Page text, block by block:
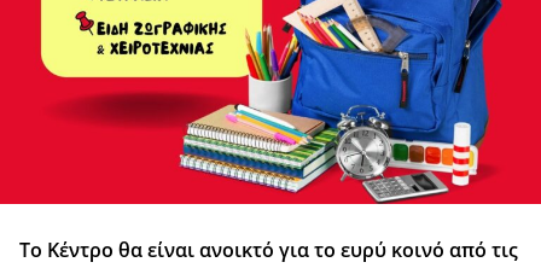
Το Κέντρο θα είναι ανοικτό για το ευρύ κοινό από τις